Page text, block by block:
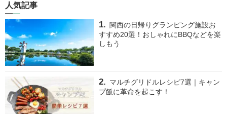
人気記事
関西の日帰りグランピング施設お
すすめ20選！おしゃれにBBQなどを楽
しもう
マルチグリドルレシピ7選｜キャン
プ飯に革命を起こす！